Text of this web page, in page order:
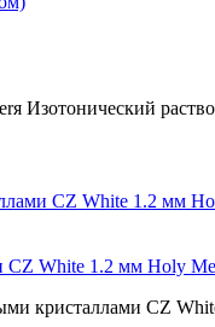
Изотонический
CZ White 1.2 мм Holy
кристаллами CZ